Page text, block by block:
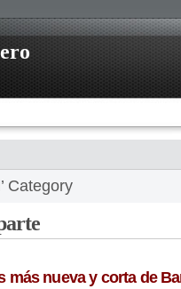
Category
más nueva y corta de